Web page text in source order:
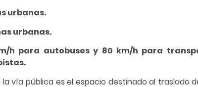
urbanas.
urbanas.
h para autobuses y 80 km/h para
vía pública es el espacio destinado al traslado